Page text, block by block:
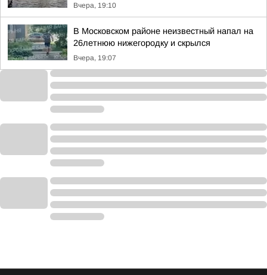
Вчера, 19:10
В Московском районе неизвестный напал на
26летнюю нижегородку и скрылся
Вчера, 19:07